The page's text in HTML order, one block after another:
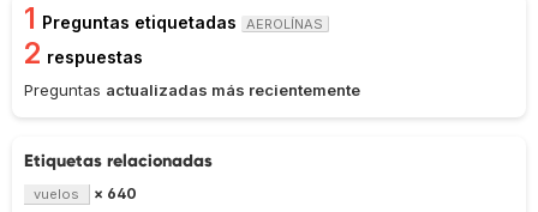
1 Preguntas etiquetadas AEROLÍNAS
2 respuestas
Preguntas actualizadas más recientemente
Etiquetas relacionadas
vuelos × 640